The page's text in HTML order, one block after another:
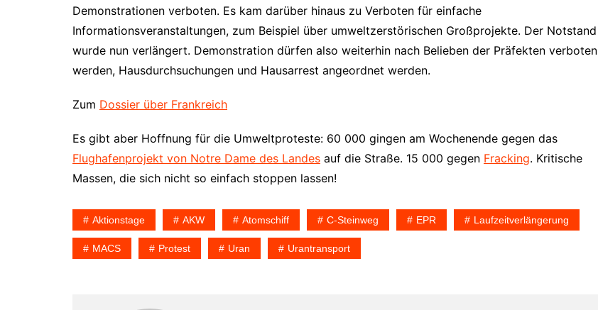
Demonstrationen verboten. Es kam darüber hinaus zu Verboten für einfache
Informationsveranstaltungen, zum Beispiel über umweltzerstörischen Großprojekte. Der Notstand
wurde nun verlängert. Demonstration dürfen also weiterhin nach Belieben der Präfekten verboten
werden, Hausdurchsuchungen und Hausarrest angeordnet werden.
Zum Dossier über Frankreich
Es gibt aber Hoffnung für die Umweltproteste: 60 000 gingen am Wochenende gegen das
Flughafenprojekt von Notre Dame des Landes auf die Straße. 15 000 gegen Fracking. Kritische
Massen, die sich nicht so einfach stoppen lassen!
Aktionstage AKW Atomschiff C-Steinweg EPR Laufzeitverlängerung
MACS Protest Uran Urantransport